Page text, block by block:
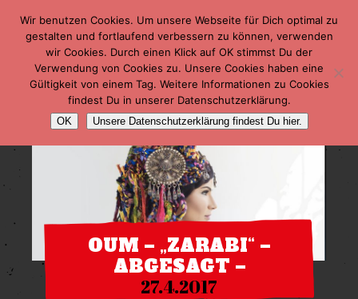
OUM – „ZARABI“ –
ABGESAGT –
27.4.2017
Wir benutzen Cookies. Um unsere Webseite für Dich optimal zu
gestalten und fortlaufend verbessern zu können, verwenden
wir Cookies. Durch einen Klick auf OK stimmst Du der
Verwendung von Cookies zu. Unsere Cookies haben eine
Gültigkeit von einem Tag. Weitere Informationen zu Cookies
findest Du in unserer Datenschutzerklärung.
OK Unsere Datenschutzerklärung findest Du hier.